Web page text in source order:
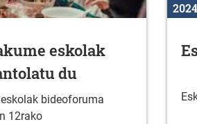
eskolak
du
bideoforuma
12rako